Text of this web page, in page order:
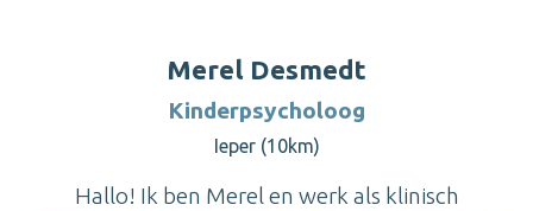
Merel Desmedt
Kinderpsycholoog
Ieper (10km)
Hallo! Ik ben Merel en werk als klinisch